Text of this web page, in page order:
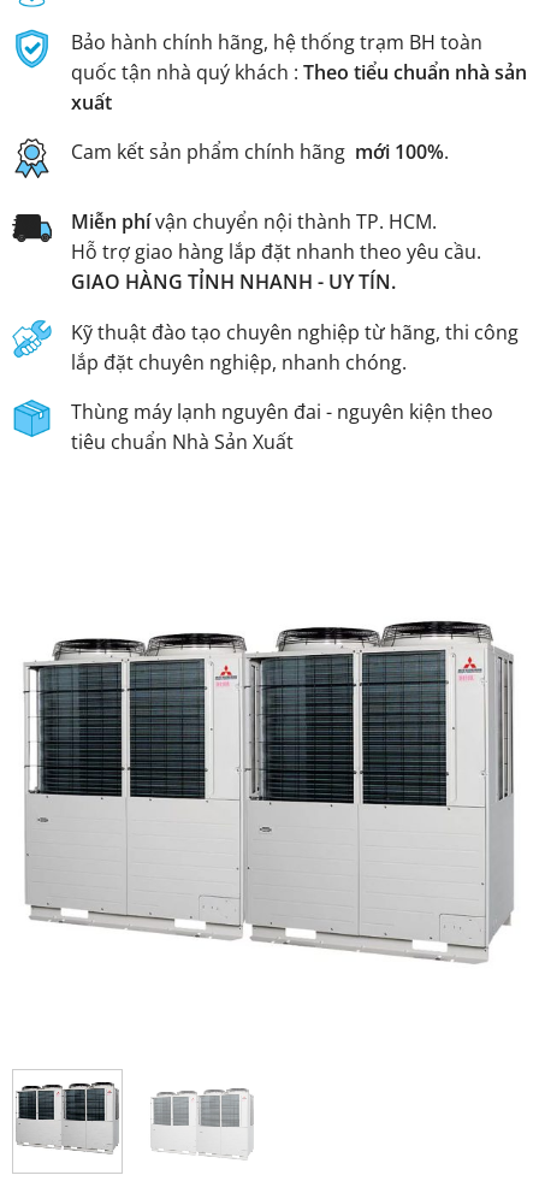
Bảo hành chính hãng, hệ thống trạm BH toàn
quốc tận nhà quý khách : Theo tiểu chuẩn nhà sản
xuất
Cam kết sản phẩm chính hãng mới 100%.
Miễn phívận chuyển nội thành TP. HCM.
Hỗ trợ giao hàng lắp đặt nhanh theo yêu cầu.
GIAO HÀNG TỈNH NHANH - UY TÍN.
Kỹ thuật đào tạo chuyên nghiệp từ hãng, thi công
lắp đặt chuyên nghiệp, nhanh chóng.
Thùng máy lạnh nguyên đai - nguyên kiện theo
tiêu chuẩn Nhà Sản Xuất